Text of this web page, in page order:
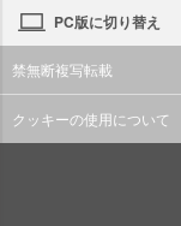
PC版に切り替え
禁無断複写転載
クッキーの使用について